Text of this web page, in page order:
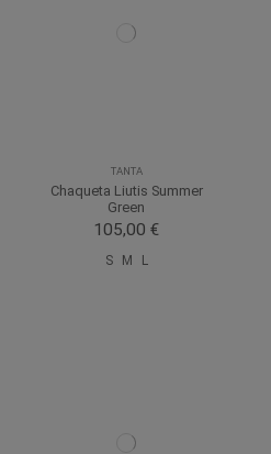
TANTA
Chaqueta Liutis Summer
Green
105,00 €
S M L